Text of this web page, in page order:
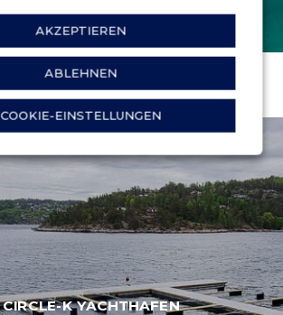
CIRCLE-K YACHTHAFEN
AKZEPTIEREN
ABLEHNEN
COOKIE-EINSTELLUNGEN